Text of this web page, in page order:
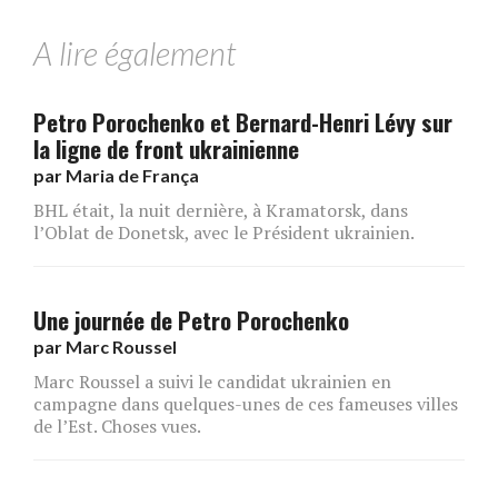
A lire également
Petro Porochenko et Bernard-Henri Lévy sur
la ligne de front ukrainienne
par Maria de França
BHL était, la nuit dernière, à Kramatorsk, dans
l’Oblat de Donetsk, avec le Président ukrainien.​
Une journée de Petro Porochenko
par Marc Roussel
Marc Roussel a suivi le candidat ukrainien en
campagne dans quelques-unes de ces fameuses villes
de l’Est. Choses vues.